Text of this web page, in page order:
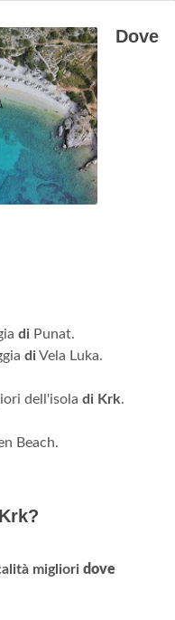
Dove
di Punat.
diVela Luka.
dell'isola di Krk.
Beach.
migliori dove